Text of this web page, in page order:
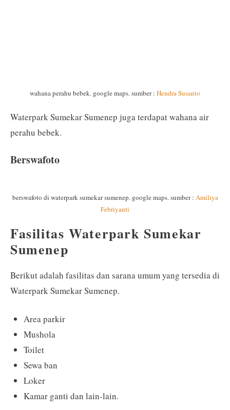
wahana perahu bebek. google maps. sumber : Hendra Susanto
Waterpark Sumekar Sumenep juga terdapat wahana air
perahu bebek.
Berswafoto
berswafoto di waterpark sumekar sumenep. google maps. sumber : Amiliya
Febriyanti
Fasilitas Waterpark Sumekar
Sumenep
Berikut adalah fasilitas dan sarana umum yang tersedia di
Waterpark Sumekar Sumenep.
Area parkir
Mushola
Toilet
Sewa ban
Loker
Kamar ganti dan lain-lain.